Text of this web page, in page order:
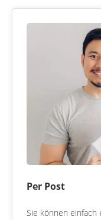
Per Post
Sie können einfach